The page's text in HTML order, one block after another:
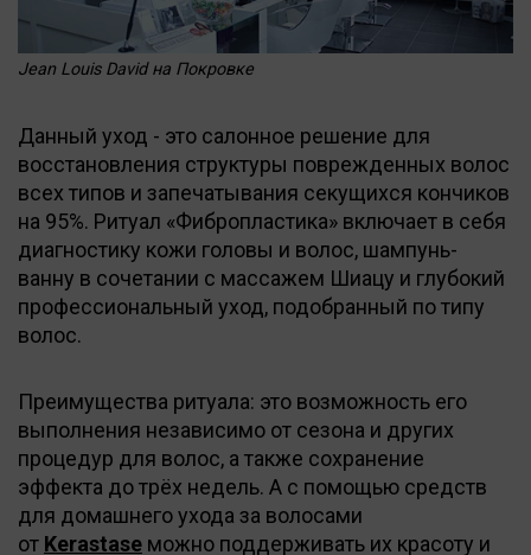
Jean Louis David на Покровке
Данный уход - это салонное решение для
восстановления структуры поврежденных волос
всех типов и запечатывания секущихся кончиков
на 95%. Ритуал «Фибропластика» включает в себя
диагностику кожи головы и волос, шампунь-
ванну в сочетании с массажем Шиацу и глубокий
профессиональный уход, подобранный по типу
волос.
Преимущества ритуала: это возможность его
выполнения независимо от сезона и других
процедур для волос, а также сохранение
эффекта до трёх недель. А с помощью средств
для домашнего ухода за волосами
от Kerastase можно поддерживать их красоту и